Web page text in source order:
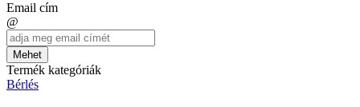
Email cím
@
Mehet
Termék kategóriák
Bérlés